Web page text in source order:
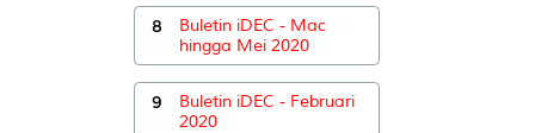
8
Buletin iDEC - Mac
hingga Mei 2020
9
Buletin iDEC - Februari
2020